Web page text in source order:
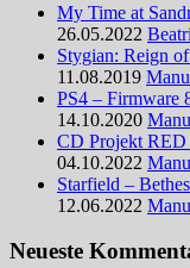
My Time at
26.05.2022
Stygian: Reign
11.08.2019
PS4 – Firmware
14.10.2020
CD Projekt RED
04.10.2022
Starfield –
12.06.2022
Neueste